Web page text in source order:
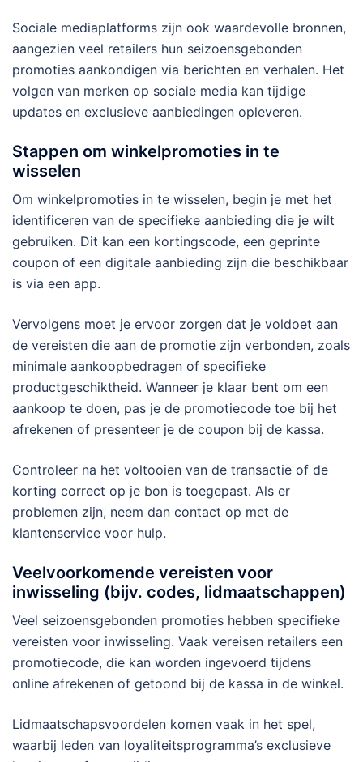
Sociale mediaplatforms zijn ook waardevolle bronnen,
aangezien veel retailers hun seizoensgebonden
promoties aankondigen via berichten en verhalen. Het
volgen van merken op sociale media kan tijdige
updates en exclusieve aanbiedingen opleveren.
Stappen om winkelpromoties in te
wisselen
Om winkelpromoties in te wisselen, begin je met het
identificeren van de specifieke aanbieding die je wilt
gebruiken. Dit kan een kortingscode, een geprinte
coupon of een digitale aanbieding zijn die beschikbaar
is via een app.
Vervolgens moet je ervoor zorgen dat je voldoet aan
de vereisten die aan de promotie zijn verbonden, zoals
minimale aankoopbedragen of specifieke
productgeschiktheid. Wanneer je klaar bent om een
aankoop te doen, pas je de promotiecode toe bij het
afrekenen of presenteer je de coupon bij de kassa.
Controleer na het voltooien van de transactie of de
korting correct op je bon is toegepast. Als er
problemen zijn, neem dan contact op met de
klantenservice voor hulp.
Veelvoorkomende vereisten voor
inwisseling (bijv. codes, lidmaatschappen)
Veel seizoensgebonden promoties hebben specifieke
vereisten voor inwisseling. Vaak vereisen retailers een
promotiecode, die kan worden ingevoerd tijdens
online afrekenen of getoond bij de kassa in de winkel.
Lidmaatschapsvoordelen komen vaak in het spel,
waarbij leden van loyaliteitsprogramma’s exclusieve